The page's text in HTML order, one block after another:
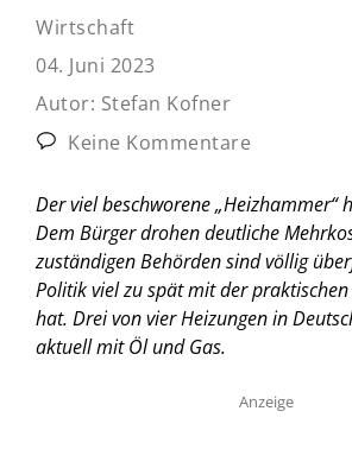
Wirtschaft
04. Juni 2023
Autor: Stefan Kofner
Keine Kommentare
Der viel beschworene „Heizhammer“
Dem Bürger drohen deutliche
zuständigen Behörden sind völlig
Politik viel zu spät mit der
hat. Drei von vier Heizungen in
aktuell mit Öl und Gas.
Anzeige